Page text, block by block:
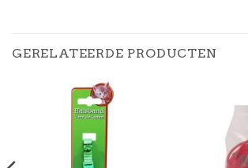
GERELATEERDE PRODUCTEN